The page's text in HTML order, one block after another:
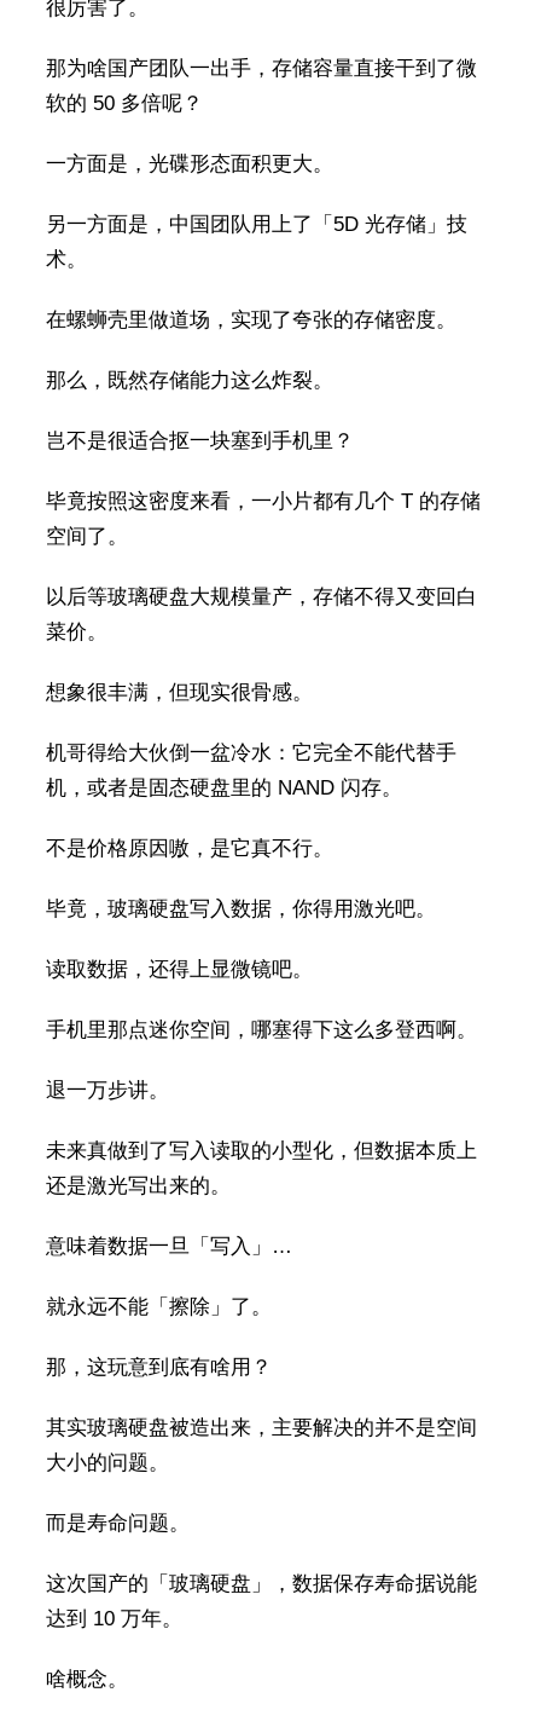
很厉害了。
那为啥国产团队一出手，存储容量直接干到了微
软的 50 多倍呢？
一方面是，光碟形态面积更大。
另一方面是，中国团队用上了「5D 光存储」技
术。
在螺蛳壳里做道场，实现了夸张的存储密度。
那么，既然存储能力这么炸裂。
岂不是很适合抠一块塞到手机里？
毕竟按照这密度来看，一小片都有几个 T 的存储
空间了。
以后等玻璃硬盘大规模量产，存储不得又变回白
菜价。
想象很丰满，但现实很骨感。
机哥得给大伙倒一盆冷水：它完全不能代替手
机，或者是固态硬盘里的 NAND 闪存。
不是价格原因嗷，是它真不行。
毕竟，玻璃硬盘写入数据，你得用激光吧。
读取数据，还得上显微镜吧。
手机里那点迷你空间，哪塞得下这么多登西啊。
退一万步讲。
未来真做到了写入读取的小型化，但数据本质上
还是激光写出来的。
意味着数据一旦「写入」…
就永远不能「擦除」了。
那，这玩意到底有啥用？
其实玻璃硬盘被造出来，主要解决的并不是空间
大小的问题。
而是寿命问题。
这次国产的「玻璃硬盘」，数据保存寿命据说能
达到 10 万年。
啥概念。